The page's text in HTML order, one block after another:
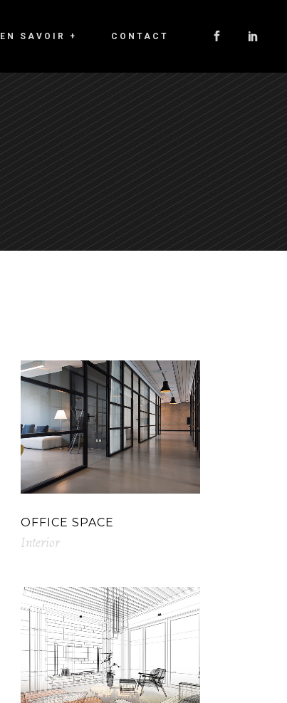
EN SAVOIR + CONTACT
OFFICE SPACE
Interior